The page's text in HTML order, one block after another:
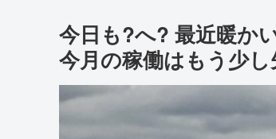
今日も?️へ? 最近暖か
今月の稼働はもう少